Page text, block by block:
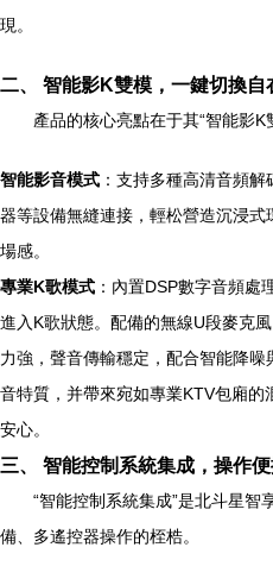
現。
二、 智能影K雙模，一鍵切換自
產品的核心亮點在于其“智能影K
智能影音模式 ：支持多種高清音頻
器等設備無縫連接，輕松營造沉浸
場感。
專業K歌模式 ：內置DSP數字音頻處
進入K歌狀態。配備的無線U段麥克
力強，聲音傳輸穩定，配合智能降
音特質，并帶來宛如專業KTV包廂的
安心。
三、 智能控制系統集成，操作
“智能控制系統集成”是北斗星智
備、多遙控器操作的桎梏。